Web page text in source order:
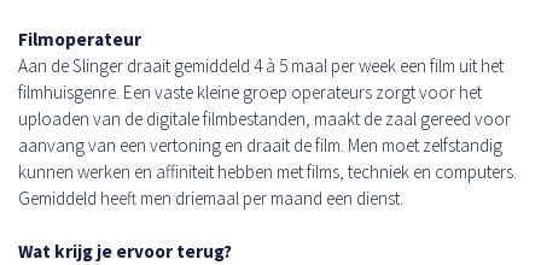
Filmoperateur
Aan de Slinger draait gemiddeld 4 à 5 maal per week een film uit het
filmhuisgenre. Een vaste kleine groep operateurs zorgt voor het
uploaden van de digitale filmbestanden, maakt de zaal gereed voor
aanvang van een vertoning en draait de film. Men moet zelfstandig
kunnen werken en affiniteit hebben met films, techniek en computers.
Gemiddeld heeft men driemaal per maand een dienst.
Wat krijg je ervoor terug?